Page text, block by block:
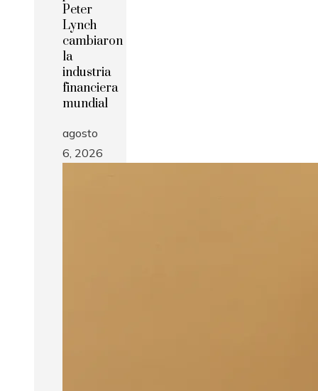
Peter
Lynch
cambiaron
la
industria
financiera
mundial
agosto
6, 2026